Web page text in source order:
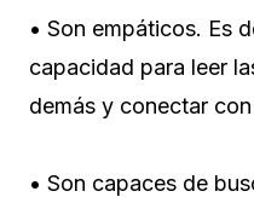
• Son empáticos. Es
capacidad para leer
demás y conectar con
• Son capaces de